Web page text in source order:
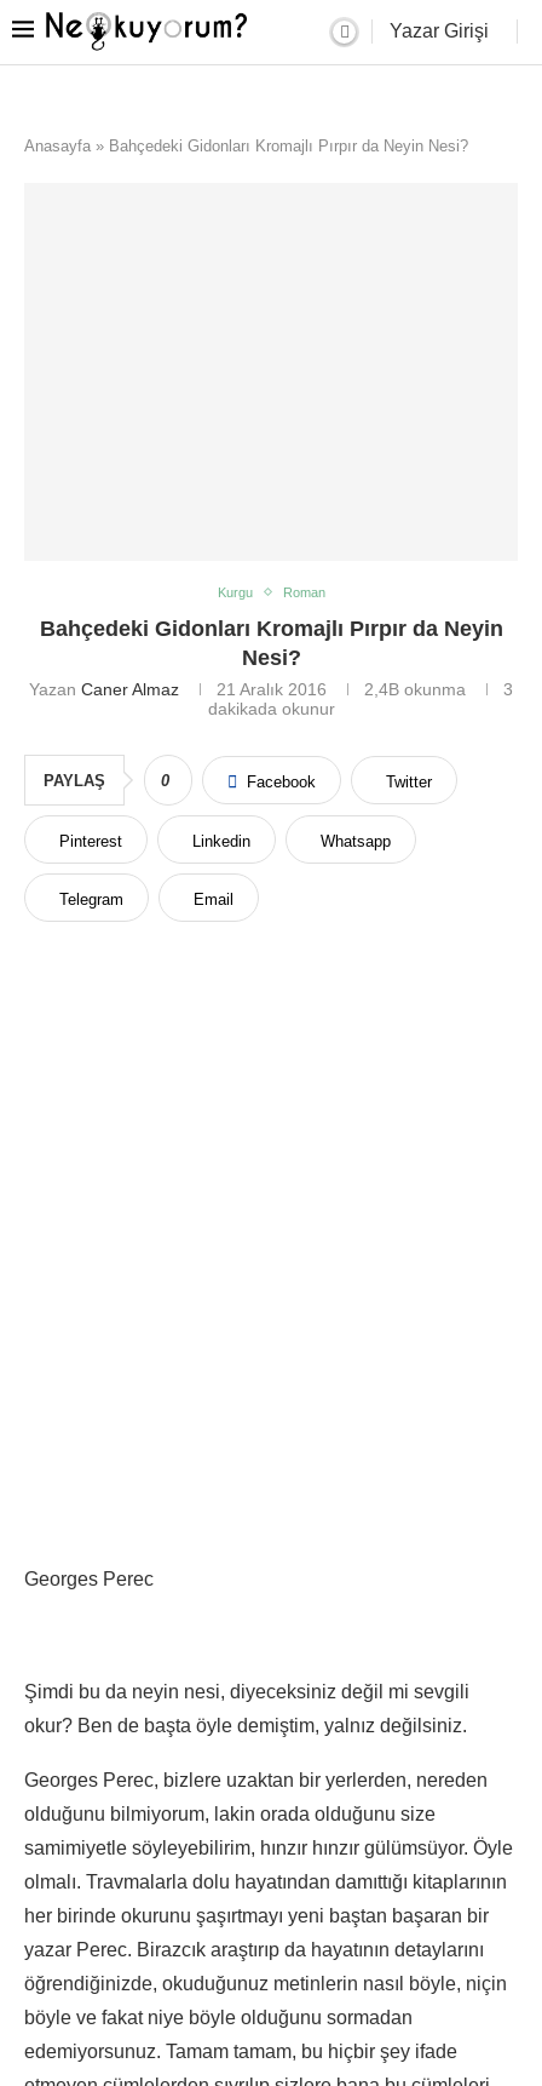
Yazar Girişi
Anasayfa » Bahçedeki Gidonları Kromajlı Pırpır da Neyin Nesi?
Kurgu Roman
Bahçedeki Gidonları Kromajlı Pırpır da Neyin
Nesi?
Yazan Caner Almaz 21 Aralık 2016 2,4B okunma
3
dakikada okunur
PAYLAŞ 0 Facebook Twitter
Pinterest Linkedin Whatsapp
Telegram Email
Georges Perec
Şimdi bu da neyin nesi, diyeceksiniz değil mi sevgili
okur? Ben de başta öyle demiştim, yalnız değilsiniz.
Georges Perec, bizlere uzaktan bir yerlerden, nereden
olduğunu bilmiyorum, lakin orada olduğunu size
samimiyetle söyleyebilirim, hınzır hınzır gülümsüyor. Öyle
olmalı. Travmalarla dolu hayatından damıttığı kitaplarının
her birinde okurunu şaşırtmayı yeni baştan başaran bir
yazar Perec. Birazcık araştırıp da hayatının detaylarını
öğrendiğinizde, okuduğunuz metinlerin nasıl böyle, niçin
böyle ve fakat niye böyle olduğunu sormadan
edemiyorsunuz. Tamam tamam, bu hiçbir şey ifade